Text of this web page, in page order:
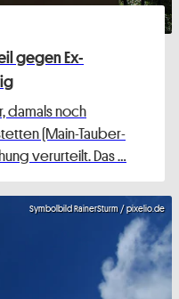
gegen Ex-
damals noch
(Main-Tauber-
verurteilt. Das …
Symbolbild RainerSturm / pixelio.de